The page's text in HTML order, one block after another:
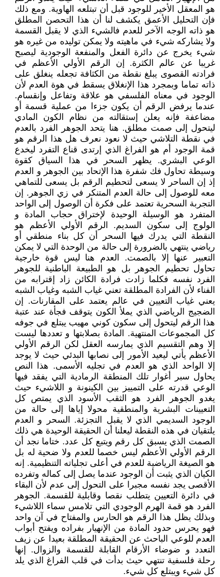
هو المعقل الأخير للوجود قبل أن تبتلعه الهاوية. ومع ذلك
فإن التحليل الأعمق يكشف لنا أن هذا التحصن المطلق
هو ذاته الوجه الآخر للعدم فالشيء الذي لا يقبل القسمة
ولا يشاركه شيء في ماهيته ولا يمكن توليده من غيره هو
شيء يخرج عن دائرة الفعل والمنفعة الوجودية ليصبح
غريبا عن عالم الكثرة. إن الرقم الأولي الأعظم في
فرادته القصوى يبلغ نقطة من الكثافة تجعله ينغلق على
ذاته تماما وبمجرد هذا الإنغلاق يسقط في هوة العدم لأن
الوجود في معناه الفلسفي هو علاقة وتفاعل وإنقسام.
عندما يرفض الرقم أن يكون جزءا من عملية قسمة أو
مضاعفة فإنه يعلن إستقالته من نظام الكون المادي
ليتحول إلى صمت مطلق. هنا يتحد الجوهر الفرد بالعدم
في نقطة التلاشي حيث لا نعود نعرف هل هذا الرقم هو
قمة الوجود أم هو الفراغ الذي إرتدى قناع التفرد ليخدع
الوعي البشري. يظهر السحر في هذا السياق كقوة
وسيطة تحاول فك شفرة هذا الإتحاد بين الجوهر و العدم
إذ إن الساحر لا يسعى لتحطيم الرقم بل يسعى للتماهي
معه للوصول إلى حالة العدم المتنكر في زي الجوهر. إن
التجربة السحرية تعتمد على فكرة أن الوصول إلى الواحد
المتفرد هو الوسيلة الوحيدة لإختراق حجاب المادة و
الولوج إلى سكون السديم. الرقم الأولي الأعظم هو
النقطة التي يدرك فيها السحر أن كل بناء منطقي أو
رياضي ينتهي بالضرورة إلى حالة من الوحدة التي لا يمكن
التعبير عنها إلا بالصمت. العدم هنا ليس قوة خارجية
تحاول تحطيم الجوهر بل هو الطبيعة الباطنية للجوهر
الفرد نفسه فكلما زادت فرادة الكائن زاد إقترابه من
الفناء لأن الفرادة المطلقة تعني غياب الشبه وغياب الشبه
يعني غياب التعيين في عالم يعتمد على المقارنات. إن
الضجيج الرياضي الذي يملأ الكون يتوقف فجأة عند عتبة
هذا الرقم ليتحول إلى سكون كوني مهيب يبتلع في جوفه
كل المجموعات المنتهية. المادة بصلابتها و تعددها ليست
إلا وهم التقسيم الذي يمارسه العقل لكن الرقم الأولي
الأعظم يأتي ليعيد الأمور إلى نصابها البدئي حيث لا يوجد
إلا الواحد الذي هو العدم في تجليه الأسمى. هذا النص
يحاول سبر أغوار تلك المنطقة الرمادية التي يفقد فيها
الوعي قدرته على التمييز بين الكينونة و اللاشيء حيث
يغدو الجوهر الفرد هو الثقب الأسود الذي يمتص كل
التعيينات البشرية والمنطقية محولا إياها إلى حالة من
الوجود السديمي الذي لا يقبل التجزئة. السحر و العدم
يلتقيان في هذه النقطة ليعلنا أن الحقيقة الوحيدة هي ذلك
الصمت الذي يسبق كل رقم ويتبع كل عدد. ختاما نجد أن
الرقم الأولي الأعظم ليس خصما للعدم ولا ضحية له بل
هو الصيغة الرياضية للعدم في أعلى تجلياته التنظيمية. إنه
الكيان الذي يثبت أن الوجود عندما يصل إلى كماله وتفرده
الأقصى يجد نفسه مجبرا على التحول إلى عدم لأن البقاء
في دائرة التعيين يتطلب نقصا وقابلية للقسمة. الجوهر
الفرد هو قمة الهرم الوجودي التي تلامس سماء اللاشيء
وبذلك يظل هذا الرقم هو الحارس والمفتاح في آن واحد
فهو يحرس حدود المادة من الإنهيار بفراده ويفتح أبواب
العدم للوعي الباحث عن الحقيقة المطلقة بعيدا عن زيف
التعدد و ضوضاء الأرقام القابلة للقسمة والزوال. إنها
رحلة فلسفية تنتهي حيث بدأت في قلب الفراغ الذي يلد
كل شيء ويبتلع كل شيء.